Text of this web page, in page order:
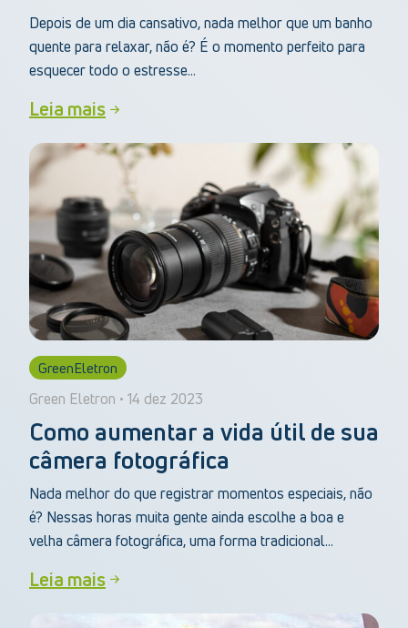
Depois de um dia cansativo, nada melhor que um banho
quente para relaxar, não é? É o momento perfeito para
esquecer todo o estresse...
Leia mais
GreenEletron
Green Eletron • 14 dez 2023
Como aumentar a vida útil de sua
câmera fotográfica
Nada melhor do que registrar momentos especiais, não
é? Nessas horas muita gente ainda escolhe a boa e
velha câmera fotográfica, uma forma tradicional...
Leia mais